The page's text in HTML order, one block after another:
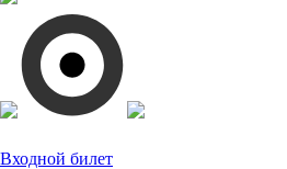
Входной билет